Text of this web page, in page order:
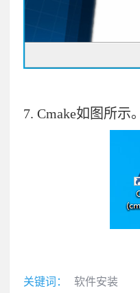
7. Cmake如图所示。
关键词： 软件安装